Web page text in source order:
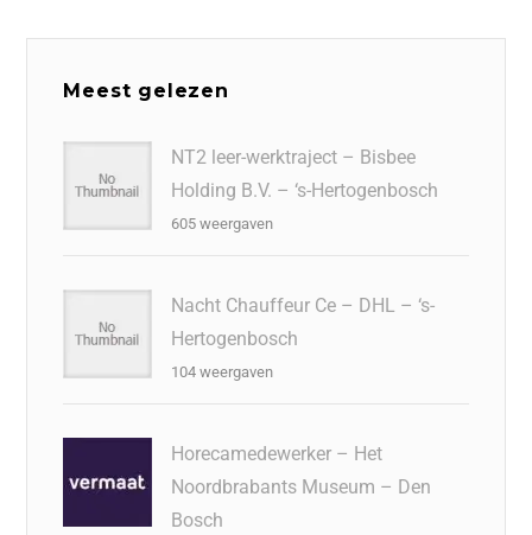
e
b
k
e
dI
er o
d
n
a
s
p
l
Meest gelezen
NT2 leer-werktraject – Bisbee
Holding B.V. – ‘s-Hertogenbosch
605 weergaven
Nacht Chauffeur Ce – DHL – ‘s-
Hertogenbosch
104 weergaven
Horecamedewerker – Het
Noordbrabants Museum – Den
Bosch